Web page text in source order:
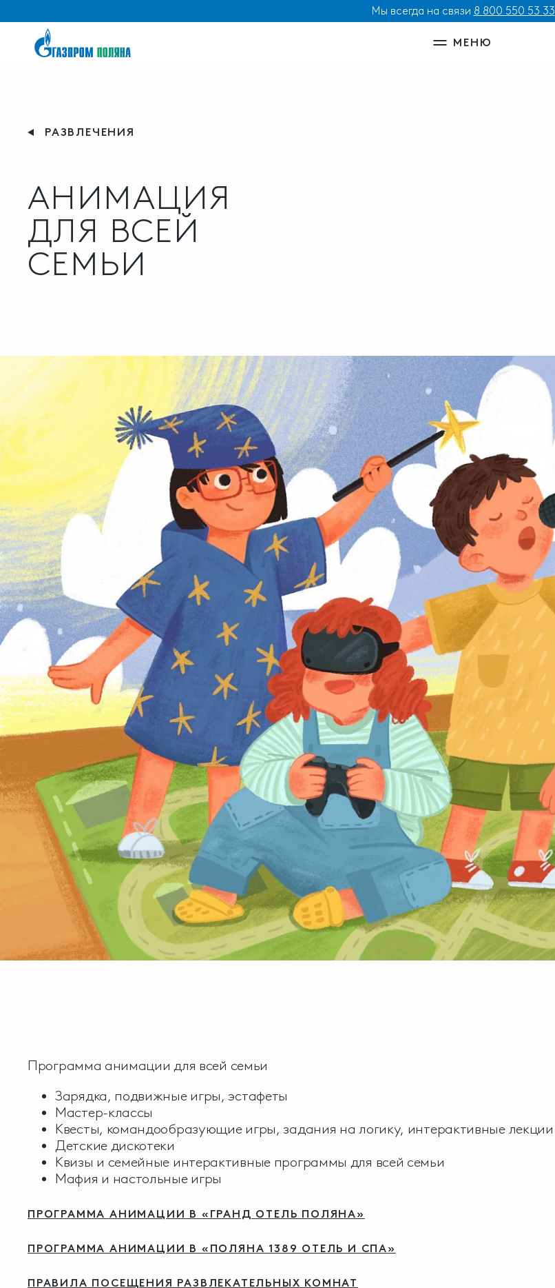
Мы всегда на связи 8 800 550 53 33
МЕНЮ
РАЗВЛЕЧЕНИЯ
АНИМАЦИЯ
ДЛЯ ВСЕЙ
СЕМЬИ
Программа анимации для всей семьи
Зарядка, подвижные игры, эстафеты
Мастер-классы
Квесты, командообразующие игры, задания на логику, интерактивные лекции
Детские дискотеки
Квизы и семейные интерактивные программы для всей семьи
Мафия и настольные игры
ПРОГРАММА АНИМАЦИИ В «ГРАНД ОТЕЛЬ ПОЛЯНА»
ПРОГРАММА АНИМАЦИИ В «ПОЛЯНА 1389 ОТЕЛЬ И СПА»
ПРАВИЛА ПОСЕЩЕНИЯ РАЗВЛЕКАТЕЛЬНЫХ КОМНАТ